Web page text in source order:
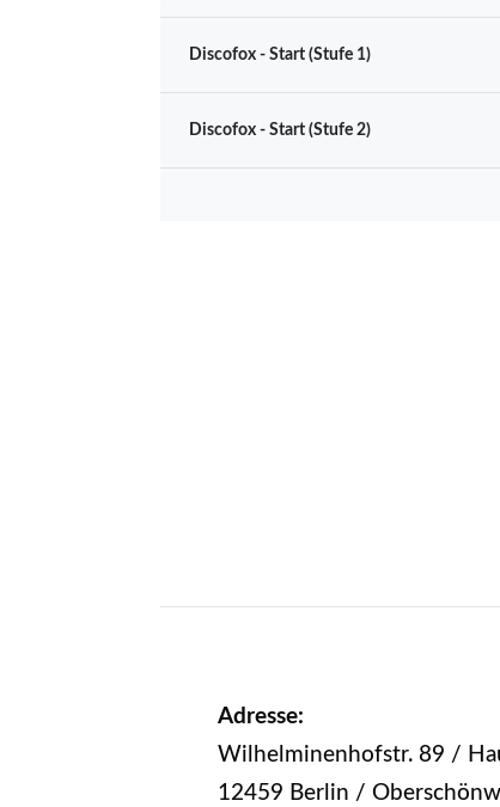
Adresse:
Wilhelminenhofstr. 89 /
12459 Berlin /